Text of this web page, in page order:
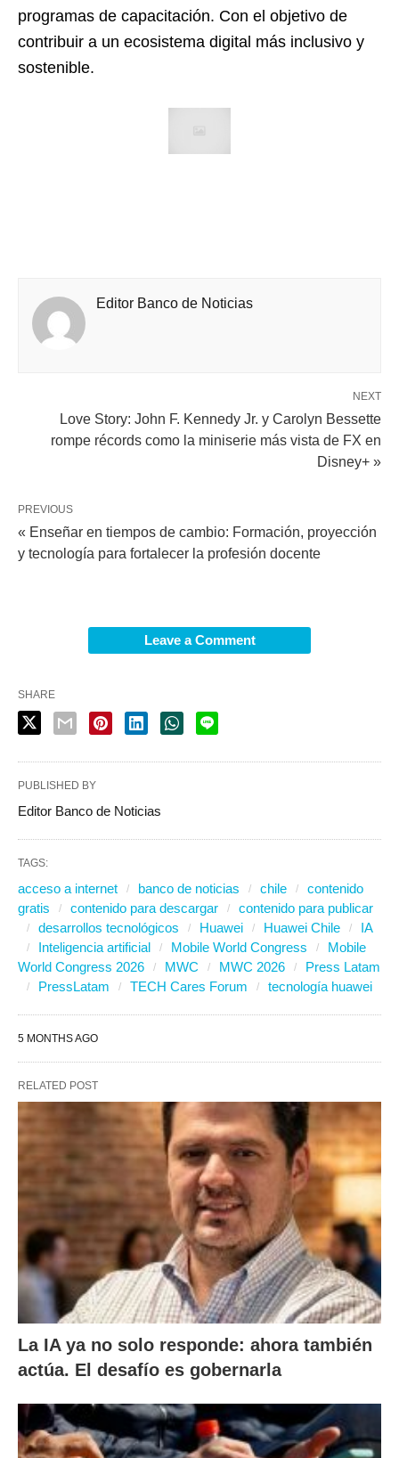
programas de capacitación. Con el objetivo de
contribuir a un ecosistema digital más inclusivo y
sostenible.
Editor Banco de Noticias
NEXT
Love Story: John F. Kennedy Jr. y Carolyn Bessette
rompe récords como la miniserie más vista de FX en
Disney+ »
PREVIOUS
« Enseñar en tiempos de cambio: Formación, proyección
y tecnología para fortalecer la profesión docente
Leave a Comment
SHARE
PUBLISHED BY
Editor Banco de Noticias
TAGS:
acceso a internet banco de noticias chile
contenido
gratis
contenido para descargar
contenido para publicar
desarrollos tecnológicos
Huawei Huawei Chile
IA
Inteligencia artificial
Mobile World Congress
Mobile
World Congress 2026
MWC MWC 2026
Press Latam
PressLatam
TECH Cares Forum tecnología huawei
5 MONTHS AGO
RELATED POST
La IA ya no solo responde: ahora también
actúa. El desafío es gobernarla